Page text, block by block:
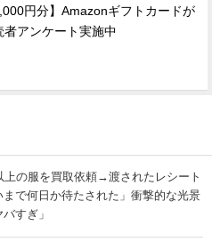
円分】Amazonギフトカードが
者アンケート実施中
上の服を買取依頼→渡されたレシート
何日か待たされた」衝撃的な光景
すぎ」